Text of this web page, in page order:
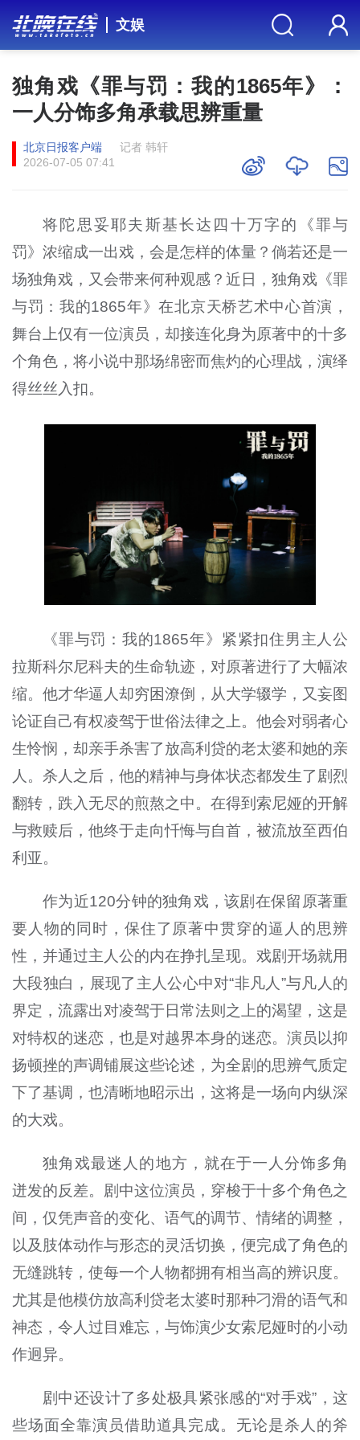
文娱
独角戏《罪与罚：我的1865年》：
一人分饰多角承载思辨重量
北京日报客户端
记者 韩轩
2026-07-05 07:41
将陀思妥耶夫斯基长达四十万字的《罪与
罚》浓缩成一出戏，会是怎样的体量？倘若还是一
场独角戏，又会带来何种观感？近日，独角戏《罪
与罚：我的1865年》在北京天桥艺术中心首演，
舞台上仅有一位演员，却接连化身为原著中的十多
个角色，将小说中那场绵密而焦灼的心理战，演绎
得丝丝入扣。
《罪与罚：我的1865年》紧紧扣住男主人公
拉斯科尔尼科夫的生命轨迹，对原著进行了大幅浓
缩。他才华逼人却穷困潦倒，从大学辍学，又妄图
论证自己有权凌驾于世俗法律之上。他会对弱者心
生怜悯，却亲手杀害了放高利贷的老太婆和她的亲
人。杀人之后，他的精神与身体状态都发生了剧烈
翻转，跌入无尽的煎熬之中。在得到索尼娅的开解
与救赎后，他终于走向忏悔与自首，被流放至西伯
利亚。
作为近120分钟的独角戏，该剧在保留原著重
要人物的同时，保住了原著中贯穿的逼人的思辨
性，并通过主人公的内在挣扎呈现。戏剧开场就用
大段独白，展现了主人公心中对“非凡人”与凡人的
界定，流露出对凌驾于日常法则之上的渴望，这是
对特权的迷恋，也是对越界本身的迷恋。演员以抑
扬顿挫的声调铺展这些论述，为全剧的思辨气质定
下了基调，也清晰地昭示出，这将是一场向内纵深
的大戏。
独角戏最迷人的地方，就在于一人分饰多角
迸发的反差。剧中这位演员，穿梭于十多个角色之
间，仅凭声音的变化、语气的调节、情绪的调整，
以及肢体动作与形态的灵活切换，便完成了角色的
无缝跳转，使每一个人物都拥有相当高的辨识度。
尤其是他模仿放高利贷老太婆时那种刁滑的语气和
神态，令人过目难忘，与饰演少女索尼娅时的小动
作迥异。
剧中还设计了多处极具紧张感的“对手戏”，这
些场面全靠演员借助道具完成。无论是杀人的斧